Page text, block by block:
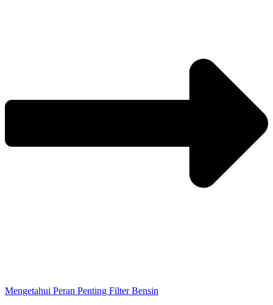
Mengetahui Peran Penting Filter Bensin